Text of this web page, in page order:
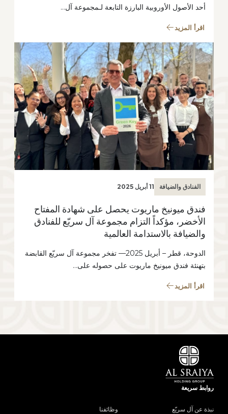
أحد الأصول الأوروبية البارزة التابعة لـمجموعة آل…
اقرأ المزيد
الفنادق والضيافة 11 أبريل 2025
فندق ميونيخ ماريوت يحصل على شهادة المفتاح
الأخضر، مؤكداً التزام مجموعة آل سريّع للفنادق
والضيافة بالاستدامة العالمية
الدوحة، قطر – أبريل 2025— تفخر مجموعة آل سريّع القابضة
بتهنئة فندق ميونيخ ماريوت على حصوله على…
اقرأ المزيد
روابط سريعة
نبذة عن آل سريّع
وظائفنا